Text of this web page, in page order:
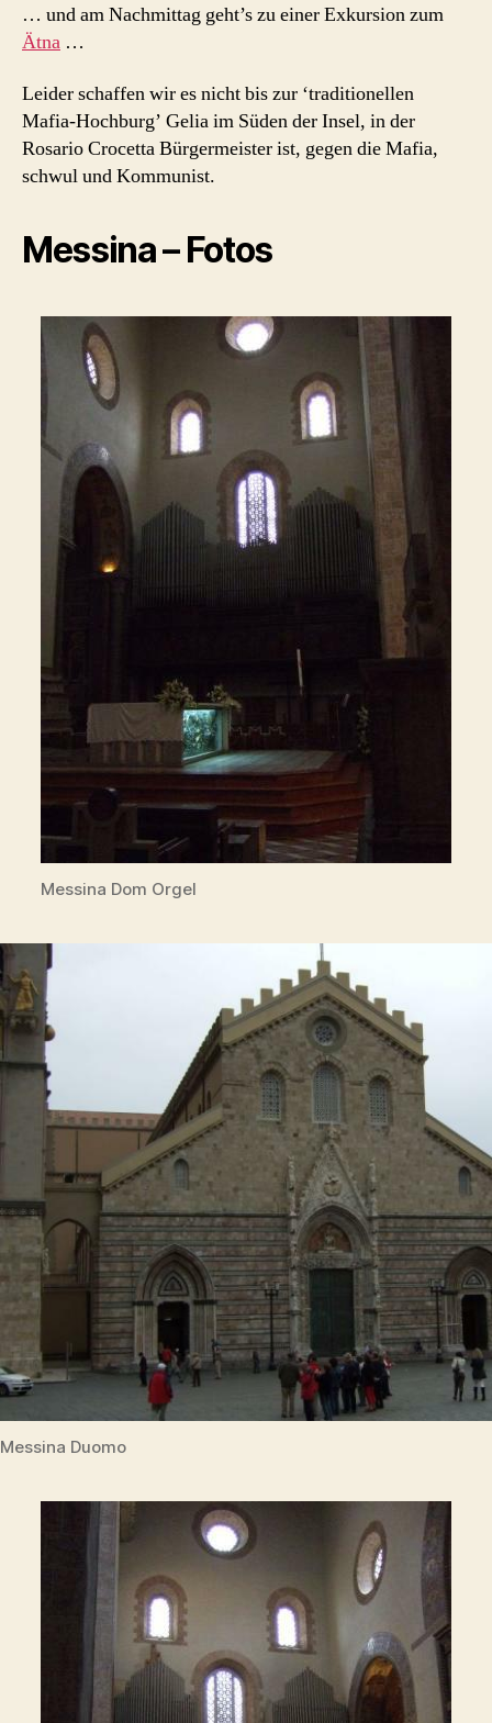
… und am Nachmittag geht’s zu einer Exkursion zum
Ätna …
Leider schaffen wir es nicht bis zur ‘traditionellen
Mafia-Hochburg’ Gelia im Süden der Insel, in der
Rosario Crocetta Bürgermeister ist, gegen die Mafia,
schwul und Kommunist.
Messina – Fotos
Messina Dom Orgel
Messina Duomo